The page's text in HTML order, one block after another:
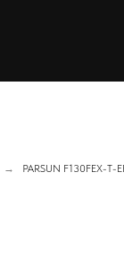
→ PARSUN F130FEX-T-